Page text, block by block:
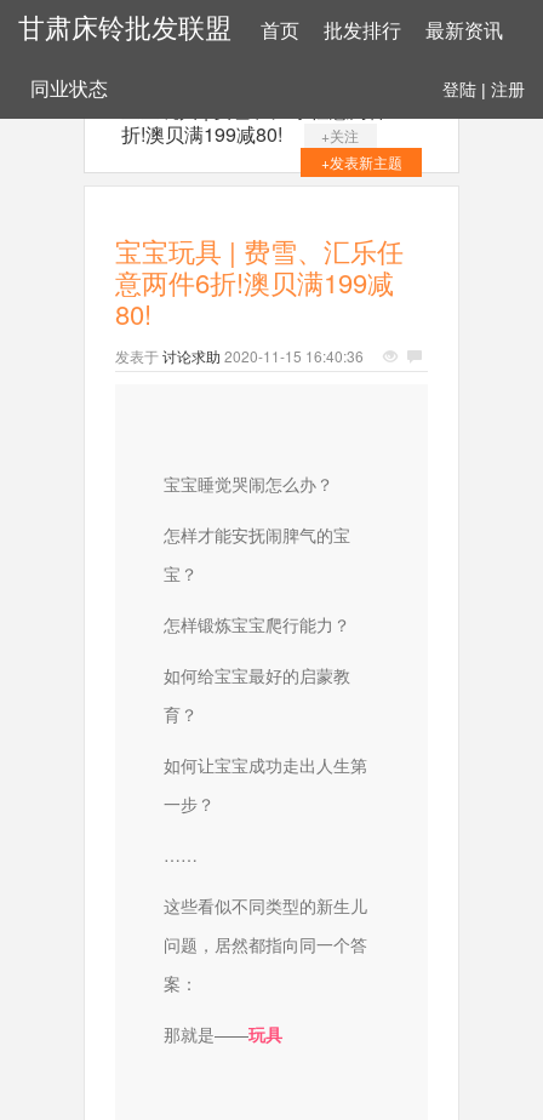
甘肃床铃批发联盟 首页 批发排行 最新资讯
同业状态 登陆 | 注册
折!澳贝满199减80!
+关注
+发表新主题
宝宝玩具 | 费雪、汇乐任
意两件6折!澳贝满199减
80!
发表于讨论求助 2020-11-15 16:40:36
宝宝睡觉哭闹怎么办？
怎样才能安抚闹脾气的宝
宝？
怎样锻炼宝宝爬行能力？
如何给宝宝最好的启蒙教
育？
如何让宝宝成功走出人生第
一步？
……
这些看似不同类型的新生儿
问题，居然都指向同一个答
案：
那就是——玩具